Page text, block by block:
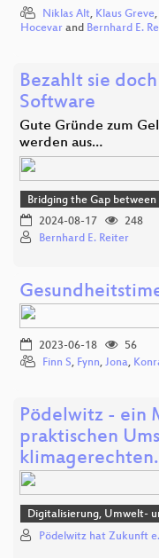
Niklas Alt, Klaus Greve,
Hocevar and Bernhard E.
Bezahlt sie
Software
Gute Gründe zum
werden aus…
Bridging the Gap
2024-08-17
248
Bernhard E. Reiter
2023-06-18
56
Finn S, Fynn, Jona,
Pödelwitz - ein
praktischen
Digitalisierung, Umwelt-
Pödelwitz hat Zukunft